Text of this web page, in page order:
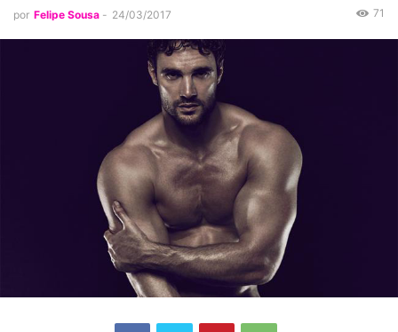
por Felipe Sousa - 24/03/2017 71